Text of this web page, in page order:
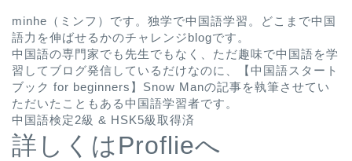
minhe（ミンフ）です。独学で中国語学習。どこまで中国
語力を伸ばせるかのチャレンジblogです。
中国語の専門家でも先生でもなく、ただ趣味で中国語を学
習してブログ発信しているだけなのに、
【中国語スタート
ブック for beginners】Snow Manの記事を執筆させてい
ただいたこともある中国語学習者です。
中国語検定2級 & HSK5級取得済
詳しくはProflieへ